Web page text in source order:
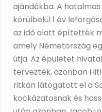
ajándékba. A
körülbelül 1 év
az idő alatt építették
amely Németország
útja. Az épületet
tervezték, azonban
ritkán látogatott el a
kockázatosnak és